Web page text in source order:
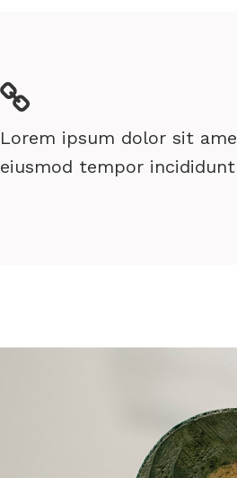
Lorem ipsum dolor sit
eiusmod tempor